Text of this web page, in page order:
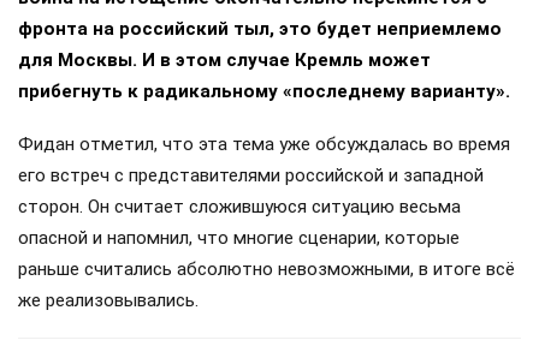
фронта на российский тыл, это будет неприемлемо
для Москвы. И в этом случае Кремль может
прибегнуть к радикальному «последнему варианту».
Фидан отметил, что эта тема уже обсуждалась во время
его встреч с представителями российской и западной
сторон. Он считает сложившуюся ситуацию весьма
опасной и напомнил, что многие сценарии, которые
раньше считались абсолютно невозможными, в итоге всё
же реализовывались.